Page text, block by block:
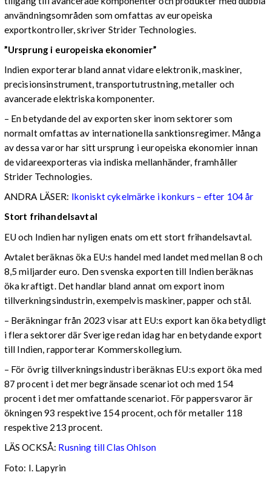
användningsområden som omfattas av europeiska
exportkontroller, skriver Strider Technologies.
”Ursprung i europeiska ekonomier”
Indien exporterar bland annat vidare elektronik, maskiner,
precisionsinstrument, transportutrustning, metaller och
avancerade elektriska komponenter.
– En betydande del av exporten sker inom sektorer som
normalt omfattas av internationella sanktionsregimer. Många
av dessa varor har sitt ursprung i europeiska ekonomier innan
de vidareexporteras via indiska mellanhänder, framhåller
Strider Technologies.
ANDRA LÄSER: Ikoniskt cykelmärke i konkurs – efter 104 år
Stort frihandelsavtal
EU och Indien har nyligen enats om ett stort frihandelsavtal.
Avtalet beräknas öka EU:s handel med landet med mellan 8 och
8,5 miljarder euro. Den svenska exporten till Indien beräknas
öka kraftigt. Det handlar bland annat om export inom
tillverkningsindustrin, exempelvis maskiner, papper och stål.
– Beräkningar från 2023 visar att EU:s export kan öka betydligt
i flera sektorer där Sverige redan idag har en betydande export
till Indien, rapporterar Kommerskollegium.
– För övrig tillverkningsindustri beräknas EU:s export öka med
87 procent i det mer begränsade scenariot och med 154
procent i det mer omfattande scenariot. För pappersvaror är
ökningen 93 respektive 154 procent, och för metaller 118
respektive 213 procent.
LÄS OCKSÅ: Rusning till Clas Ohlson
Foto: I. Lapyrin